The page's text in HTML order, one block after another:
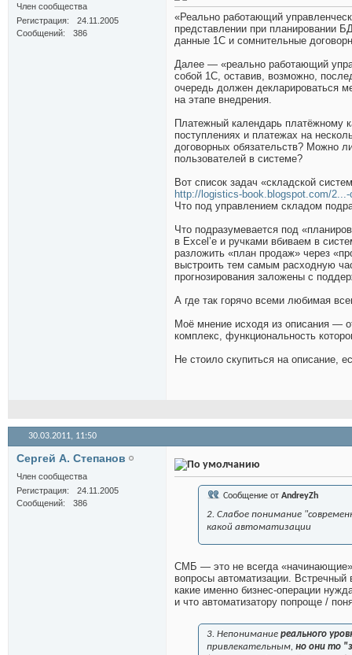
Член сообщества
Регистрация
24.11.2005
Сообщений
386
«Реально работающий
представлении при планировании
данные 1С и сомнительные
Далее — «реально работающий
собой 1С, оставив, возможно,
очередь должен декларироваться
на этапе внедрения.
Платежный календарь платёжному
поступлениях и платежах на
договорных обязательств? Можно
пользователей в системе?
Вот список задач «складской
http://logistics-book.blogspot.com/
Что под управлением складом
Что подразумевается под
в Excel’е и ручками вбиваем в
разложить «план продаж» через
выстроить тем самым расходную
прогнозирования заложены с
А где так горячо всеми любимая
Моё мнение исходя из описания —
комплекс, функциональность
Не стоило скупиться на описание,
30.03.2011, 11:50
Сергей А. Степанов
Член сообщества
Регистрация
24.11.2005
Сообщений
386
Сообщение от AndreyZh
2. Слабое понимание
какой автоматизации
СМБ — это не всегда «начинающие»
вопросы автоматизации.
какие именно бизнес-операции
и что автоматизатору попроще /
3. Непонимание реального
привлекательным, но они то